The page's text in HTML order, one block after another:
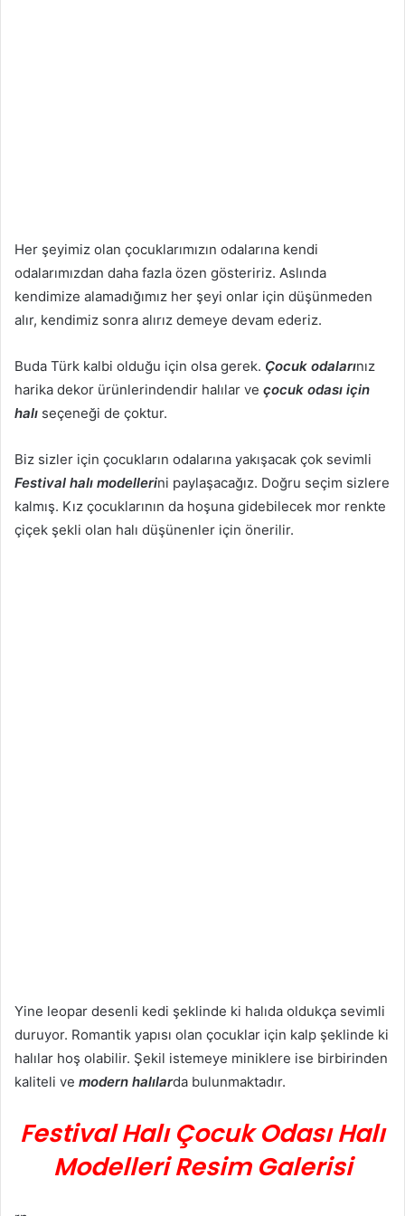
Her şeyimiz olan çocuklarımızın odalarına kendi
odalarımızdan daha fazla özen gösteririz. Aslında
kendimize alamadığımız her şeyi onlar için düşünmeden
alır, kendimiz sonra alırız demeye devam ederiz.
Buda Türk kalbi olduğu için olsa gerek. Çocuk odalarınız
harika dekor ürünlerindendir halılar ve çocuk odası için
halı seçeneği de çoktur.
Biz sizler için çocukların odalarına yakışacak çok sevimli
Festival halı modellerini paylaşacağız. Doğru seçim sizlere
kalmış. Kız çocuklarının da hoşuna gidebilecek mor renkte
çiçek şekli olan halı düşünenler için önerilir.
Yine leopar desenli kedi şeklinde ki halıda oldukça sevimli
duruyor. Romantik yapısı olan çocuklar için kalp şeklinde ki
halılar hoş olabilir. Şekil istemeye miniklere ise birbirinden
kaliteli ve modern halılarda bulunmaktadır.
Festival Halı Çocuk Odası Halı
Modelleri Resim Galerisi